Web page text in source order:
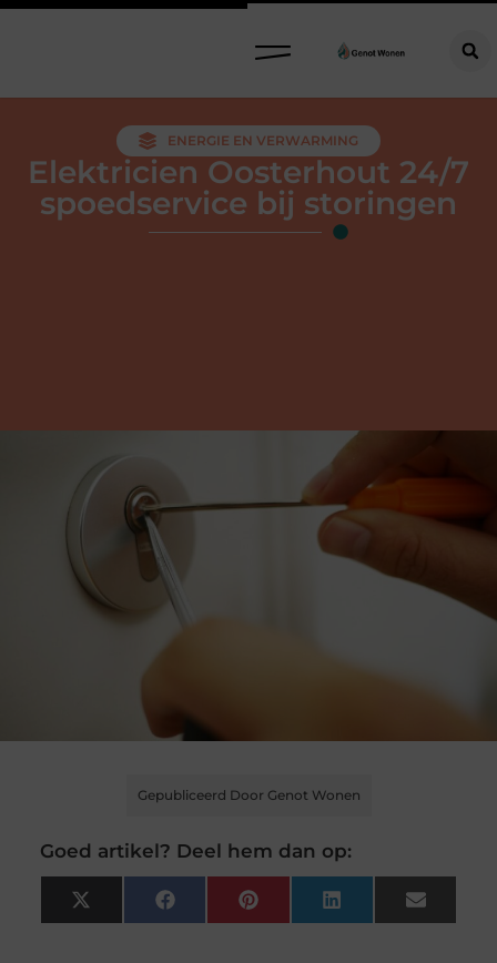
ENERGIE EN VERWARMING
Elektricien Oosterhout 24/7
spoedservice bij storingen
Gepubliceerd Door Genot Wonen
Goed artikel? Deel hem dan op:
X
(Twitter)
FacebookPinterest LinkedIn Email